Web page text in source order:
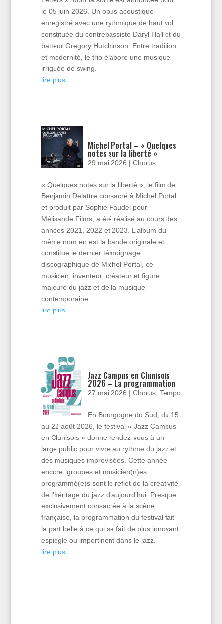
le 05 juin 2026. Un opus acoustique
enregistré avec une rythmique de haut vol
constituée du contrebassiste Daryl Hall et du
batteur Gregory Hutchinson. Entre tradition
et modernité, le trio élabore une musique
irriguée de swing.
lire plus
Michel Portal – « Quelques
notes sur la liberté »
29 mai 2026 |Chorus
« Quelques notes sur la liberté », le film de
Benjamin Delattre consacré à Michel Portal
et produit par Sophie Faudel pour
Mélisande Films, a été réalisé au cours des
années 2021, 2022 et 2023. L’album du
même nom en est la bande originale et
constitue le dernier témoignage
discographique de Michel Portal, ce
musicien, inventeur, créateur et figure
majeure du jazz et de la musique
contemporaine.
lire plus
Jazz Campus en Clunisois
2026 – La programmation
27 mai 2026 |Chorus ,Tempo
En Bourgogne du Sud, du 15
au 22 août 2026, le festival « Jazz Campus
en Clunisois » donne rendez-vous à un
large public pour vivre au rythme du jazz et
des musiques improvisées. Cette année
encore, groupes et musicien(n)es
programmé(e)s sont le reflet de la créativité
de l’héritage du jazz d’aujourd’hui. Presque
exclusivement consacrée à la scène
française, la programmation du festival fait
la part belle à ce qui se fait de plus innovant,
espiègle ou impertinent dans le jazz.
lire plus